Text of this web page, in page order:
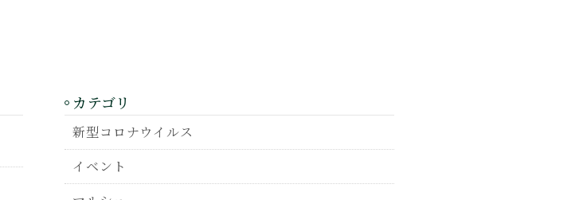
カテゴリ
新型コロナウイルス
イベント